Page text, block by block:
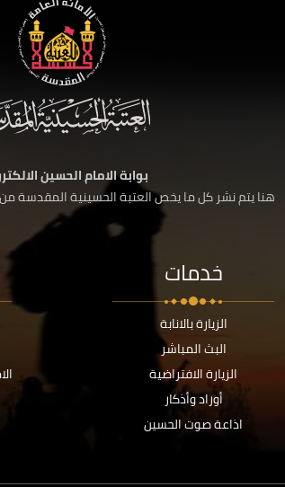
بوابة الامام الحسين
هنا يتم نشر كل ما يخص العتبة الحسينية المقدسة
خدمات
الزيارة بالانابة
البث المباشر
الزيارة الافتراضية
أوراد وأذكار
اذاعة صوت الحسين